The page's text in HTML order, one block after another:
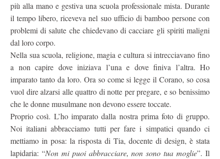
più alla mano e gestiva una scuola professionale mista. Durante
il tempo libero, riceveva nel suo ufficio di bamboo persone con
problemi di salute che chiedevano di cacciare gli spiriti maligni
dal loro corpo.
Nella sua scuola, religione, magia e cultura si intrecciavano fino
a non capire dove iniziava l’una e dove finiva l’altra. Ho
imparato tanto da loro. Ora so come si legge il Corano, so cosa
vuol dire alzarsi alle quattro di notte per pregare, e so benissimo
che le donne musulmane non devono essere toccate.
Proprio così. L’ho imparato dalla nostra prima foto di gruppo.
Noi italiani abbracciamo tutti per fare i simpatici quando ci
mettiamo in posa: la risposta di Tia, docente di design, è stata
lapidaria: “Non mi puoi abbracciare, non sono tua moglie”. Il